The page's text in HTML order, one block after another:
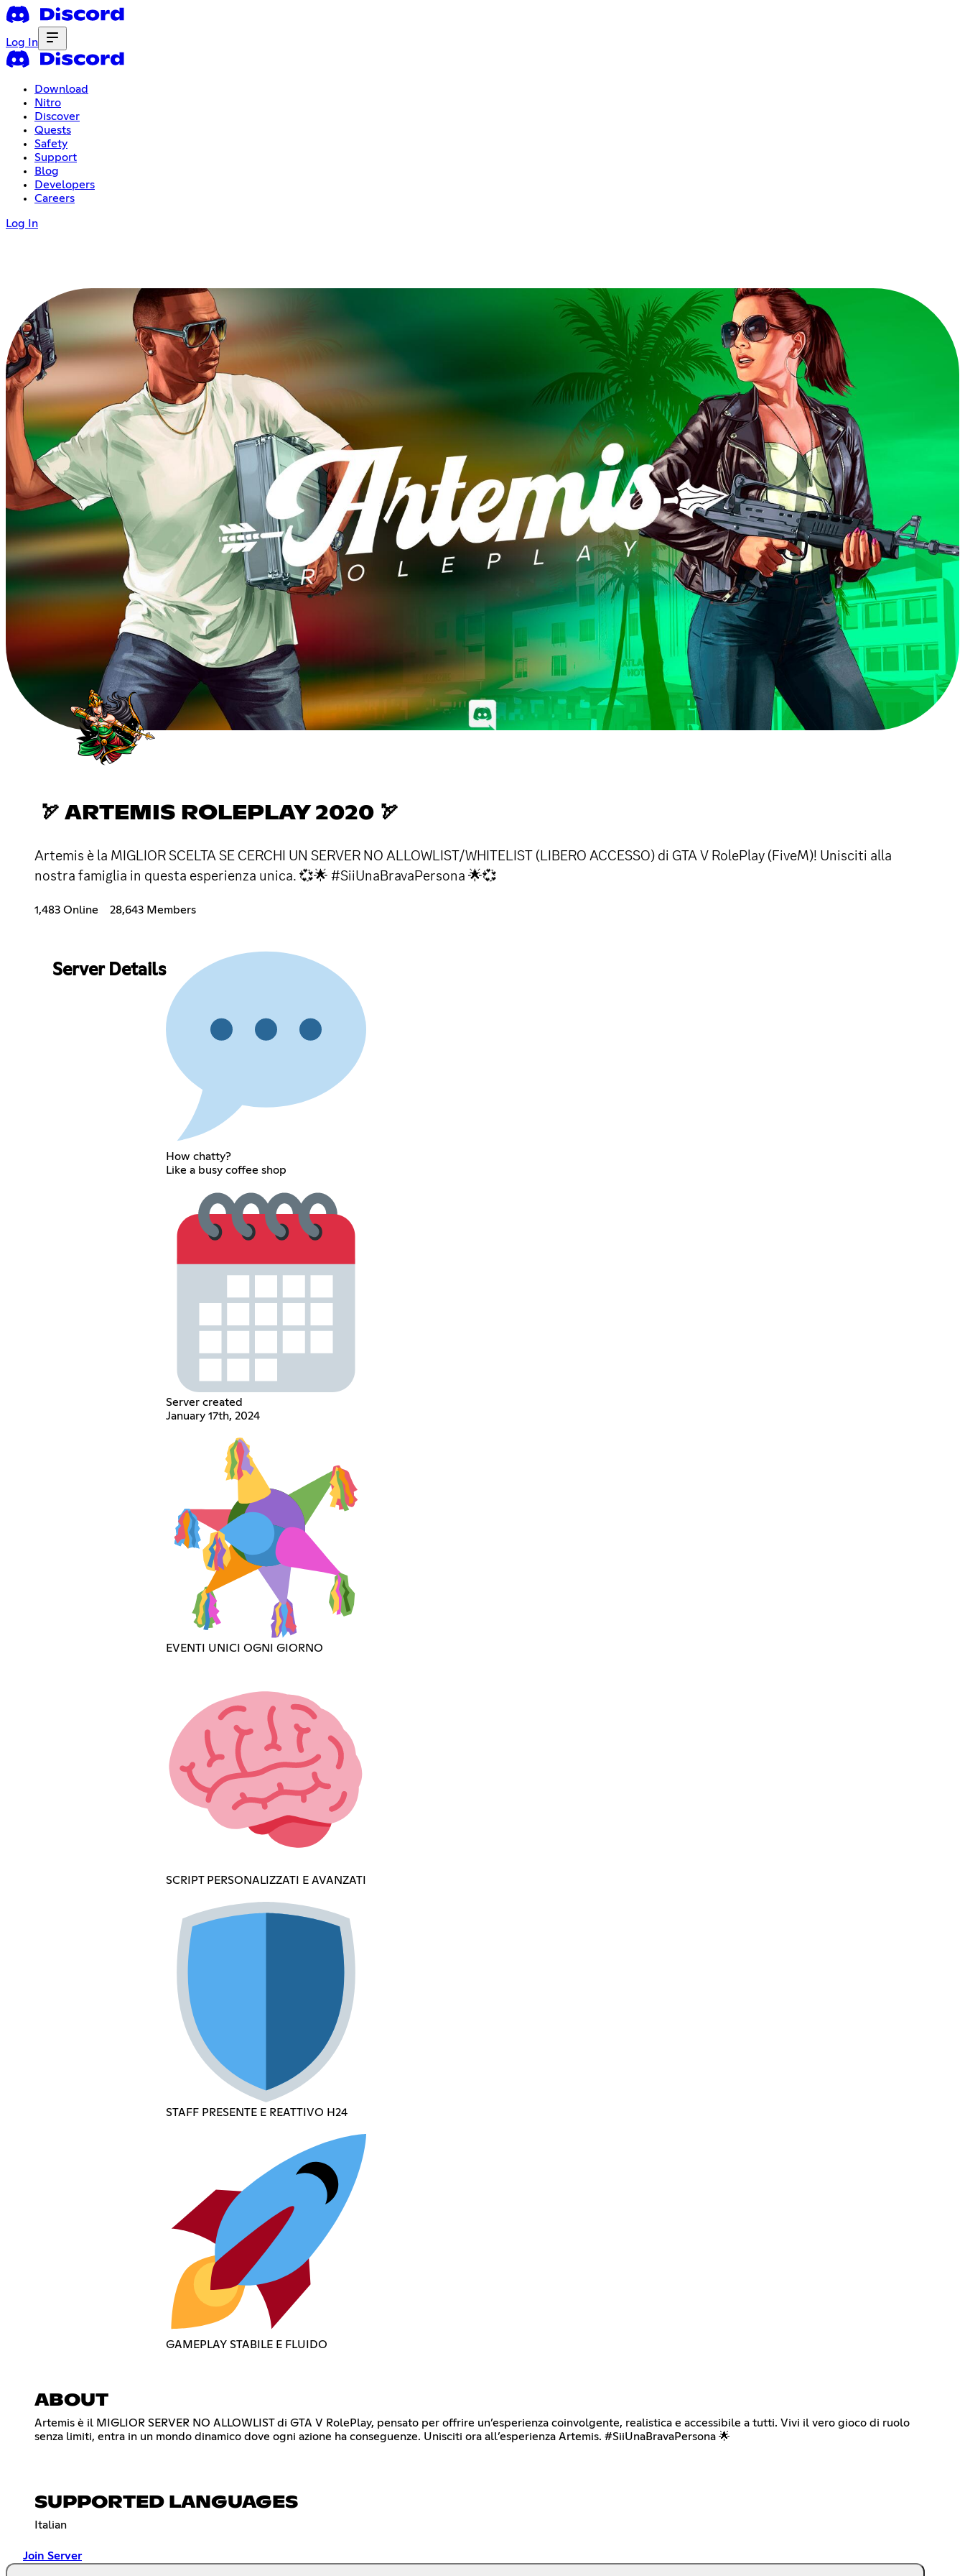
Log In
Download
Nitro
Discover
Quests
Safety
Support
Blog
Developers
Careers
Log In
🏹 ARTEMIS ROLEPLAY 2020 🏹
Artemis è la MIGLIOR SCELTA SE CERCHI UN SERVER NO ALLOWLIST/WHITELIST (LIBERO ACCESSO) di GTA V RolePlay (FiveM)! Unisciti alla
nostra famiglia in questa esperienza unica. 💞🌟 #SiiUnaBravaPersona 🌟💞
1,483 Online 28,643 Members
Server Details
How chatty?
Like a busy coffee shop
Server created
January 17th, 2024
EVENTI UNICI OGNI GIORNO
SCRIPT PERSONALIZZATI E AVANZATI
STAFF PRESENTE E REATTIVO H24
GAMEPLAY STABILE E FLUIDO
ABOUT
Artemis è il MIGLIOR SERVER NO ALLOWLIST di GTA V RolePlay, pensato per offrire un’esperienza coinvolgente, realistica e accessibile a tutti. Vivi il vero gioco di ruolo
senza limiti, entra in un mondo dinamico dove ogni azione ha conseguenze. Unisciti ora all’esperienza Artemis. #SiiUnaBravaPersona 🌟
SUPPORTED LANGUAGES
Italian
Join Server